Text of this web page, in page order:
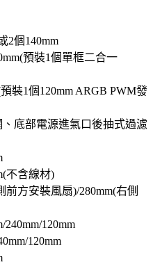
2個140mm
預裝1個單框二合一
裝1個120mm ARGB PWM發
底部電源進氣口後抽式過濾
不含線材)
方安裝風扇)/280mm(右側
120mm
120mm